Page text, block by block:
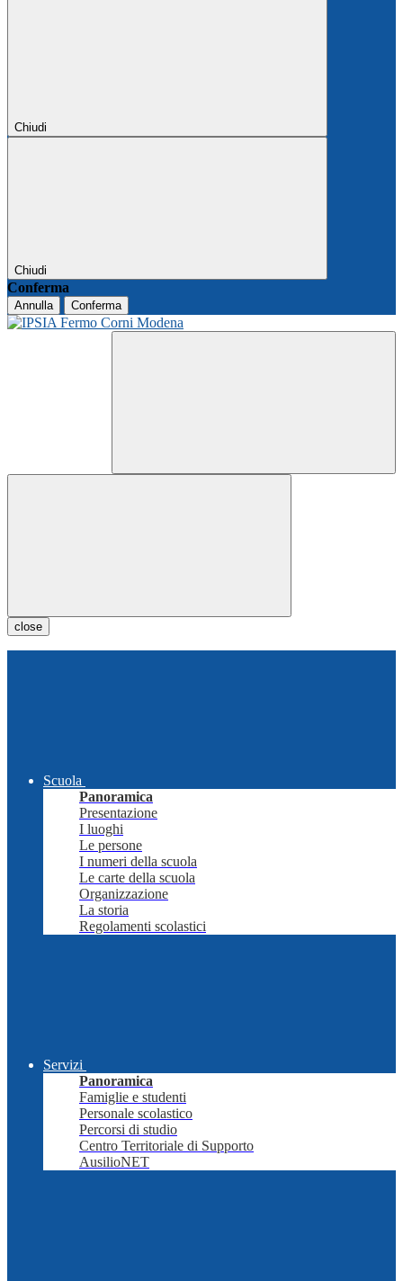
Chiudi
Chiudi
Conferma
Annulla Conferma
close
Scuola
Panoramica
Presentazione
I luoghi
Le persone
I numeri della scuola
Le carte della scuola
Organizzazione
La storia
Regolamenti scolastici
Servizi
Panoramica
Famiglie e studenti
Personale scolastico
Percorsi di studio
Centro Territoriale di Supporto
AusilioNET